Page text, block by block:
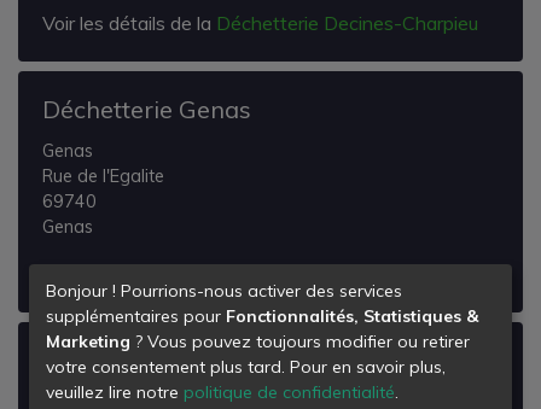
Voir les détails de la Déchetterie Decines-Charpieu
Déchetterie Genas
Genas
Rue de l'Egalite
69740
Genas
Déchetterie Vaulx-en-Velin
Vaux-en-Velin
Bonjour ! Pourrions-nous activer des services
supplémentaires pour Fonctionnalités, Statistiques &
Marketing ? Vous pouvez toujours modifier ou retirer
votre consentement plus tard. Pour en savoir plus,
veuillez lire notre politique de confidentialité.